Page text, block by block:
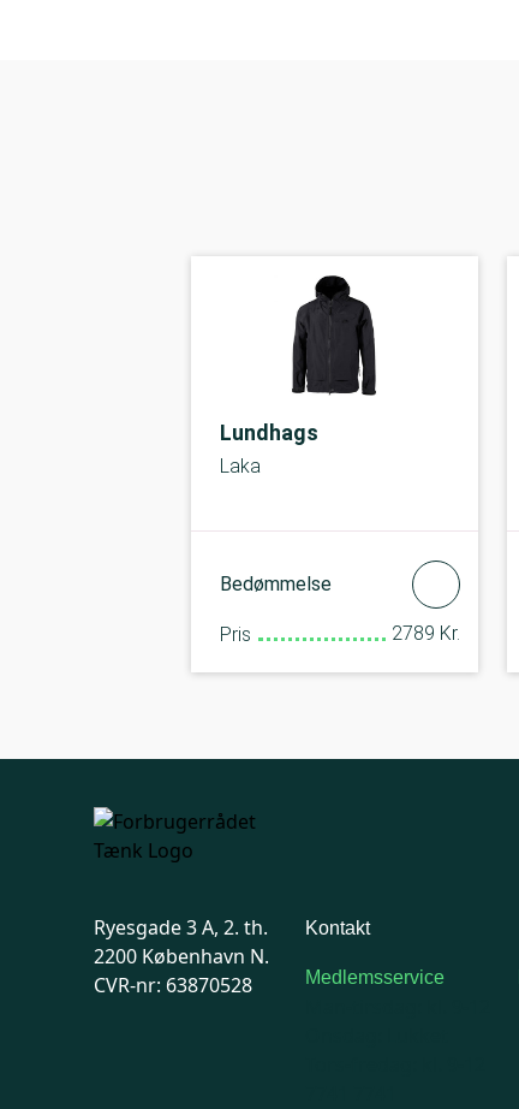
Lundhags
Laka
Bedømmelse
Pris 2789 Kr.
Ryesgade 3 A, 2. th.
2200 København N.
CVR-nr: 63870528
Kontakt
Medlemsservice